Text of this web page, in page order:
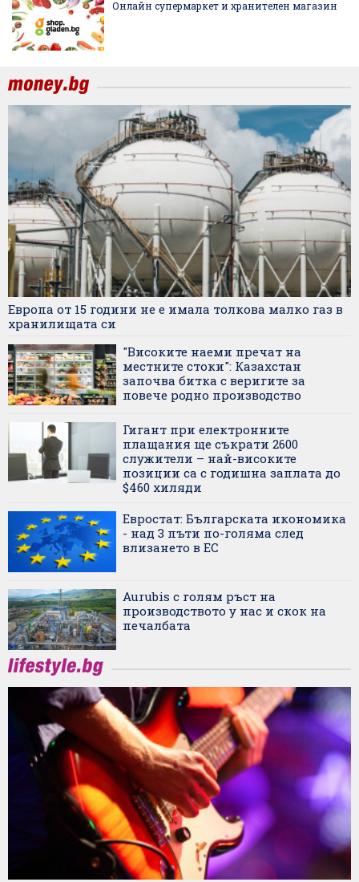
Онлайн супермаркет и хранителен магазин
Европа от 15 години не е имала толкова малко газ в
хранилищата си
"Високите наеми пречат на
местните стоки": Казахстан
започва битка с веригите за
повече родно производство
Гигант при електронните
плащания ще съкрати 2600
служители – най-високите
позиции са с годишна заплата до
$460 хиляди
Евростат: Българската икономика
- над 3 пъти по-голяма след
влизането в ЕС
Aurubis с голям ръст на
производството у нас и скок на
печалбата